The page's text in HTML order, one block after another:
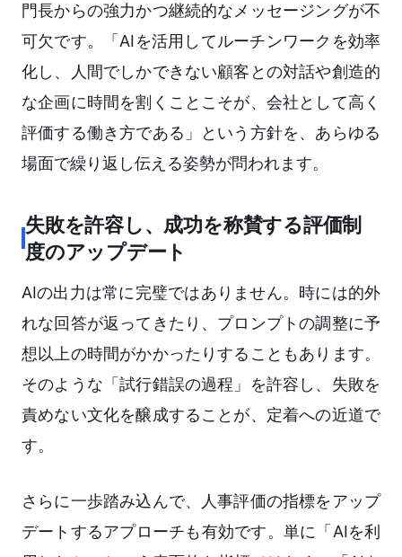
門長からの強力かつ継続的なメッセージングが不
可欠です。「AIを活用してルーチンワークを効率
化し、人間でしかできない顧客との対話や創造的
な企画に時間を割くことこそが、会社として高く
評価する働き方である」という方針を、あらゆる
場面で繰り返し伝える姿勢が問われます。
失敗を許容し、成功を称賛する評価制
度のアップデート
AIの出力は常に完璧ではありません。時には的外
れな回答が返ってきたり、プロンプトの調整に予
想以上の時間がかかったりすることもあります。
そのような「試行錯誤の過程」を許容し、失敗を
責めない文化を醸成することが、定着への近道で
す。
さらに一歩踏み込んで、人事評価の指標をアップ
デートするアプローチも有効です。単に「AIを利